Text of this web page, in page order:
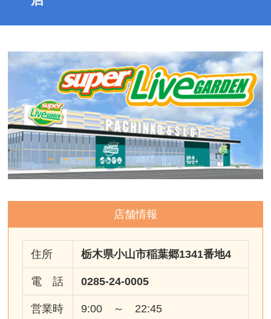
店舗情報
住所 栃木県小山市稲葉郷1341番地4
電 話 0285-24-0005
営業時
9:00 ～ 22:45